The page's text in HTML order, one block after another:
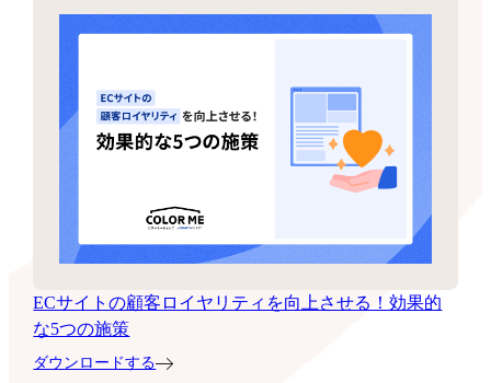
ECサイトの顧客ロイヤリティを向上させる！効果的
な5つの施策
ダウンロードする